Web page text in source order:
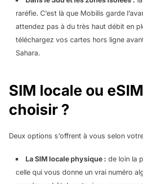
raréfie. C’est là que Mobilis garde
attendez pas à du très haut débit en
téléchargez vos cartes hors ligne
Sahara.
SIM locale ou
choisir ?
Deux options s’offrent à vous selon
La SIM locale physique : de loin la
celle qui vous donne un vrai numéro